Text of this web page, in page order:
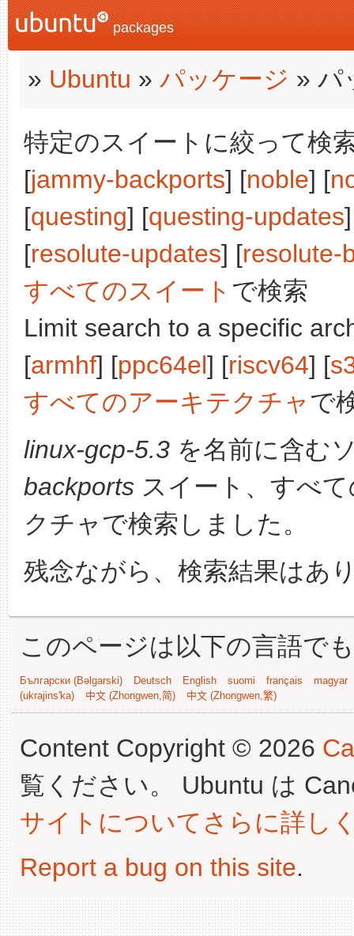
packages
» Ubuntu » パッケージ » パ
特定のスイートに絞って検
[jammy-backports] [noble] [
[questing] [questing-updates
[resolute-updates] [resolute-
すべてのスイート で検索
Limit search to a specific
[armhf] [ppc64el] [riscv64] [
すべてのアーキテクチャで
linux-gcp-5.3 を名前に含む
backports スイート、すべ
クチャで検索しました。
残念ながら、検索結果はあ
このページは以下の言語で
Български (Bəlgarski) Deutsch English suomi français
magyar
(ukrajins'ka)
中文 (Zhongwen,简) 中文 (Zhongwen,繁)
Content Copyright © 2026
覧ください。 Ubuntu は
サイトについてさらに詳し
Report a bug on this site.